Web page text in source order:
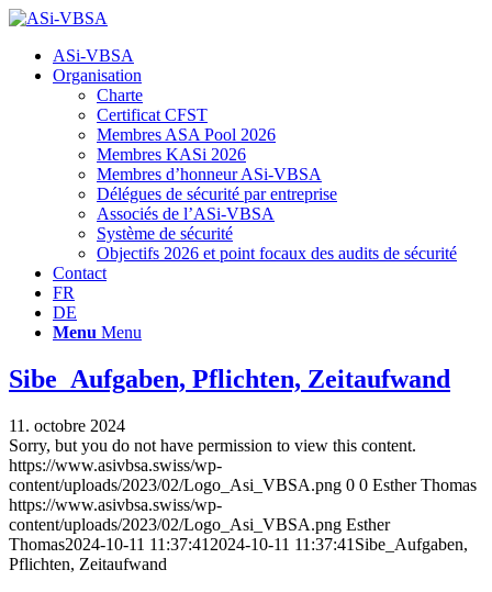
Hauptnavigation
ASi-VBSA
Organisation
Charte
Certificat CFST
Membres ASA Pool 2026
Membres KASi 2026
Membres d’honneur ASi-VBSA
Délégues de sécurité par entreprise
Associés de l’ASi-VBSA
Système de sécurité
Objectifs 2026 et point focaux des audits de sécurité
Contact
FR
DE
Menu Menu
Sibe_Aufgaben, Pflichten, Zeitaufwand
11. octobre 2024
Sorry, but you do not have permission to view this content.
https://www.asivbsa.swiss/wp-
content/uploads/2023/02/Logo_Asi_VBSA.png 0 0 Esther Thomas
https://www.asivbsa.swiss/wp-
content/uploads/2023/02/Logo_Asi_VBSA.png Esther
Thomas2024-10-11 11:37:41 2024-10-11 11:37:41 Sibe_Aufgaben,
Pflichten, Zeitaufwand